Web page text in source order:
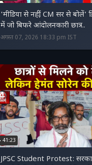
'मीडिया से नहीं, CM सर से बोलें' डिबेट
में जो बिफरे आंदोलनकारी छात्र..
अगस्त 07, 2026 18:33 pm IST
41:23
JPSC Student Protest: